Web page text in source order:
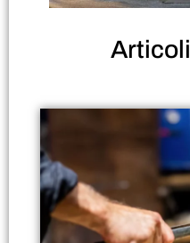
Articoli